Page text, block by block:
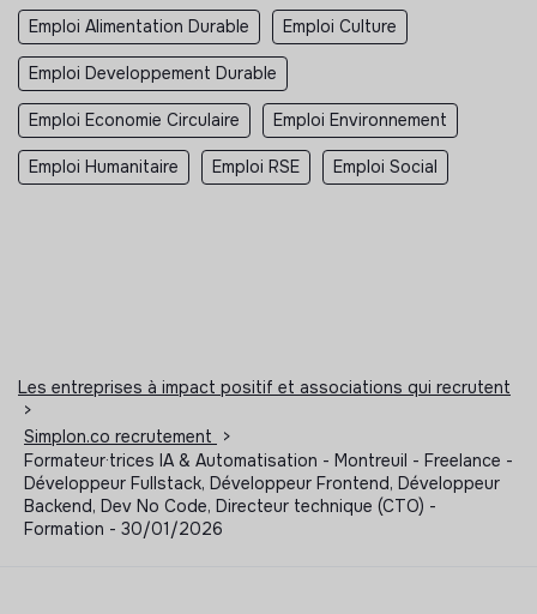
Emploi Alimentation Durable Emploi Culture
Emploi Developpement Durable
Emploi Economie Circulaire Emploi Environnement
Emploi Humanitaire Emploi RSE Emploi Social
Les entreprises à impact positif et associations qui recrutent
>
Simplon.co recrutement
>
Formateur·trices IA & Automatisation - Montreuil - Freelance -
Développeur Fullstack, Développeur Frontend, Développeur
Backend, Dev No Code, Directeur technique (CTO) -
Formation - 30/01/2026